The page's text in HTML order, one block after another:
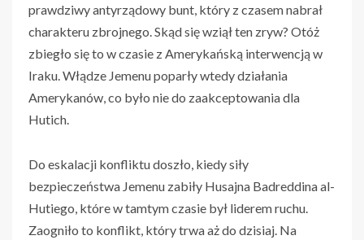
prawdziwy antyrządowy bunt, który z czasem nabrał
charakteru zbrojnego. Skąd się wziął ten zryw? Otóż
zbiegło się to w czasie z Amerykańską interwencją w
Iraku. Włądze Jemenu poparły wtedy działania
Amerykanów, co było nie do zaakceptowania dla
Hutich.
Do eskalacji konfliktu doszło, kiedy siły
bezpieczeństwa Jemenu zabiły Husajna Badreddina al-
Hutiego, które w tamtym czasie był liderem ruchu.
Zaogniło to konflikt, który trwa aż do dzisiaj. Na